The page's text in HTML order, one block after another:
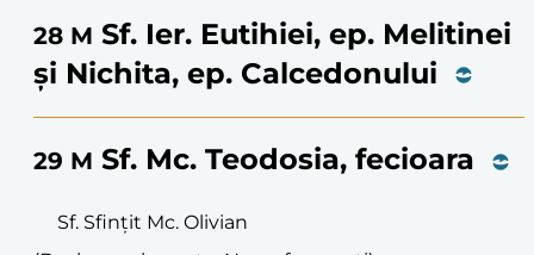
28 M Sf. Ier. Eutihiei, ep. Melitinei
și Nichita, ep. Calcedonului
29 M Sf. Mc. Teodosia, fecioara
Sf. Sfințit Mc. Olivian